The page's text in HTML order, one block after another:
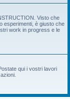
Visto che
esperimenti, è giusto che
work in progress e le
qui i vostri lavori